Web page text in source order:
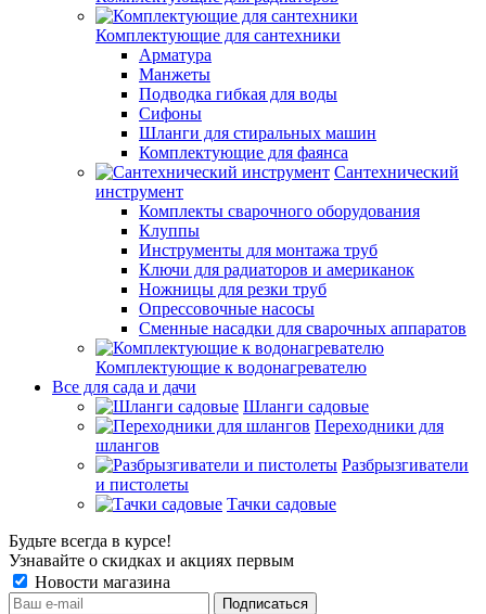
Комплектующие для сантехники
Арматура
Манжеты
Подводка гибкая для воды
Сифоны
Шланги для стиральных машин
Комплектующие для фаянса
Сантехнический
инструмент
Комплекты сварочного оборудования
Клуппы
Инструменты для монтажа труб
Ключи для радиаторов и американок
Ножницы для резки труб
Опрессовочные насосы
Сменные насадки для сварочных аппаратов
Комплектующие к водонагревателю
Все для сада и дачи
Шланги садовые
Переходники для
шлангов
Разбрызгиватели
и пистолеты
Тачки садовые
Будьте всегда в курсе!
Узнавайте о скидках и акциях первым
Новости магазина